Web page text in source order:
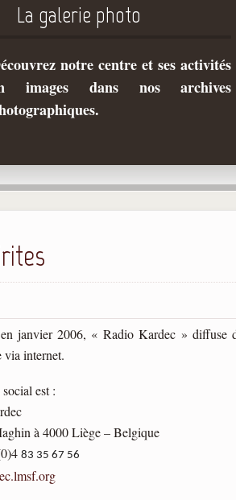
La galerie photo
notre centre et ses activités
images dans nos archives
janvier 2006, « Radio Kardec » diffuse
via internet.
est :
à 4000 Liège – Belgique
83 35 67 56